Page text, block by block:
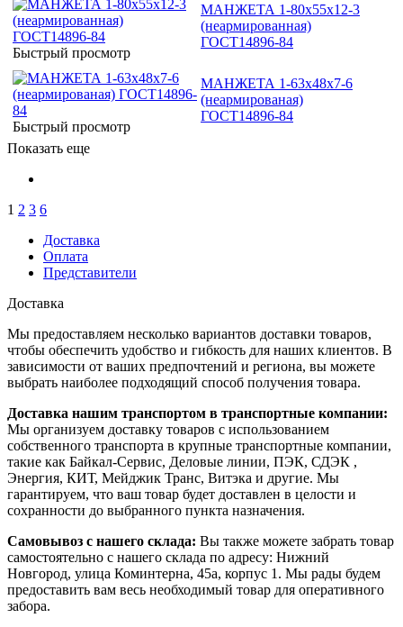
Быстрый просмотр
МАНЖЕТА 1-80х55х12-3
(неармированная)
ГОСТ14896-84
Быстрый просмотр
МАНЖЕТА 1-63х48х7-6
(неармированая)
ГОСТ14896-84
Показать еще
1 2 3 6
Доставка
Оплата
Представители
Доставка
Мы предоставляем несколько вариантов доставки товаров,
чтобы обеспечить удобство и гибкость для наших клиентов. В
зависимости от ваших предпочтений и региона, вы можете
выбрать наиболее подходящий способ получения товара.
Доставка нашим транспортом в транспортные компании:
Мы организуем доставку товаров с использованием
собственного транспорта в крупные транспортные компании,
такие как Байкал-Сервис, Деловые линии, ПЭК, СДЭК ,
Энергия, КИТ, Мейджик Транс, Витэка и другие. Мы
гарантируем, что ваш товар будет доставлен в целости и
сохранности до выбранного пункта назначения.
Самовывоз с нашего склада: Вы также можете забрать товар
самостоятельно с нашего склада по адресу: Нижний
Новгород, улица Коминтерна, 45а, корпус 1. Мы рады будем
предоставить вам весь необходимый товар для оперативного
забора.